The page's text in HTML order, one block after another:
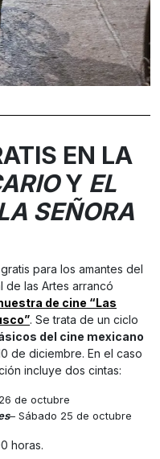
EN LA
Y EL
SEÑORA
para los amantes del
de las Artes arrancó
de cine “Las
. Se trata de un ciclo
del cine mexicano
de diciembre. En el caso
incluye dos cintas:
de octubre
– Sábado 25 de octubre
horas.